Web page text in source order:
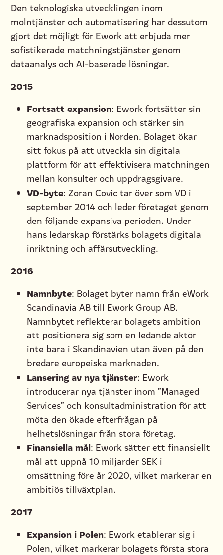
Den teknologiska utvecklingen inom
molntjänster och automatisering har dessutom
gjort det möjligt för Ework att erbjuda mer
sofistikerade matchningstjänster genom
dataanalys och AI-baserade lösningar.
2015
Fortsatt expansion: Ework fortsätter sin
geografiska expansion och stärker sin
marknadsposition i Norden. Bolaget ökar
sitt fokus på att utveckla sin digitala
plattform för att effektivisera matchningen
mellan konsulter och uppdragsgivare.
VD-byte: Zoran Covic tar över som VD i
september 2014 och leder företaget genom
den följande expansiva perioden. Under
hans ledarskap förstärks bolagets digitala
inriktning och affärsutveckling.
2016
Namnbyte: Bolaget byter namn från eWork
Scandinavia AB till Ework Group AB.
Namnbytet reflekterar bolagets ambition
att positionera sig som en ledande aktör
inte bara i Skandinavien utan även på den
bredare europeiska marknaden.
Lansering av nya tjänster: Ework
introducerar nya tjänster inom ”Managed
Services” och konsultadministration för att
möta den ökade efterfrågan på
helhetslösningar från stora företag.
Finansiella mål: Ework sätter ett finansiellt
mål att uppnå 10 miljarder SEK i
omsättning före år 2020, vilket markerar en
ambitiös tillväxtplan.
2017
Expansion i Polen: Ework etablerar sig i
Polen, vilket markerar bolagets första stora